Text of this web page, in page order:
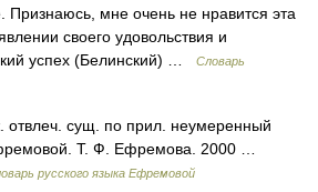
Признаюсь, мне очень не нравится эта
своего удовольствия и
успех (Белинский) …
Словарь
сущ. по прил. неумеренный
Т. Ф. Ефремова. 2000 …
русского языка Ефремовой